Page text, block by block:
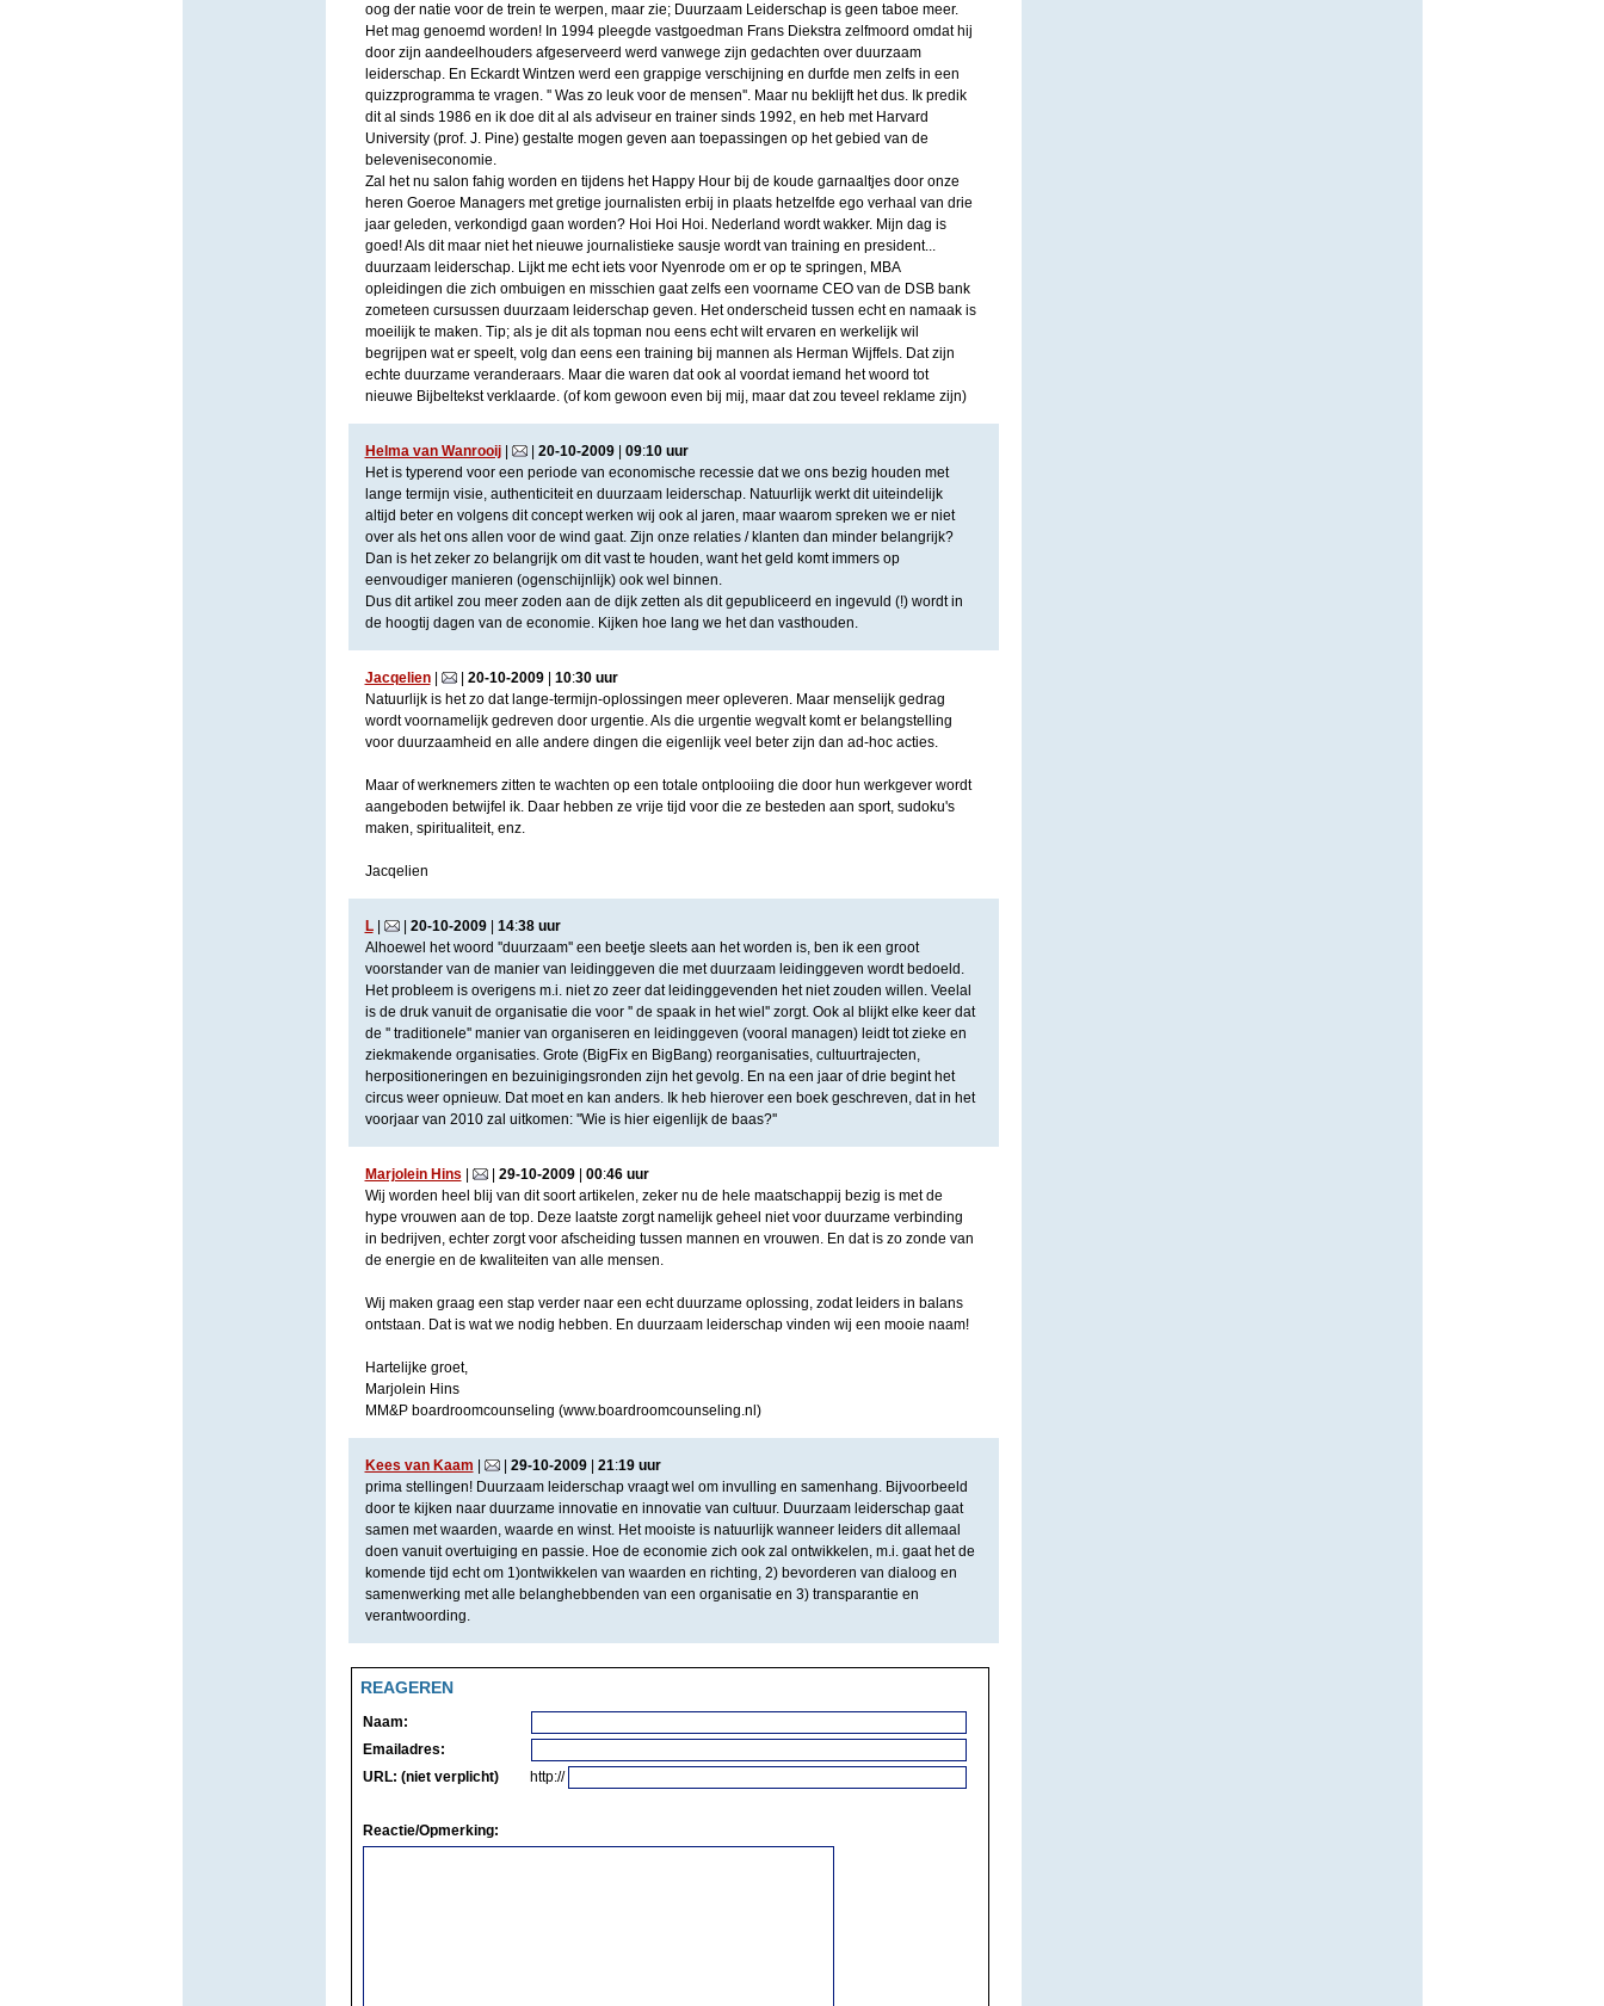
oog der natie voor de trein te werpen, maar zie; Duurzaam Leiderschap is geen taboe meer.
Het mag genoemd worden! In 1994 pleegde vastgoedman Frans Diekstra zelfmoord omdat hij
door zijn aandeelhouders afgeserveerd werd vanwege zijn gedachten over duurzaam
leiderschap. En Eckardt Wintzen werd een grappige verschijning en durfde men zelfs in een
quizzprogramma te vragen. '' Was zo leuk voor de mensen''. Maar nu beklijft het dus. Ik predik
dit al sinds 1986 en ik doe dit al als adviseur en trainer sinds 1992, en heb met Harvard
University (prof. J. Pine) gestalte mogen geven aan toepassingen op het gebied van de
beleveniseconomie.
Zal het nu salon fahig worden en tijdens het Happy Hour bij de koude garnaaltjes door onze
heren Goeroe Managers met gretige journalisten erbij in plaats hetzelfde ego verhaal van drie
jaar geleden, verkondigd gaan worden? Hoi Hoi Hoi. Nederland wordt wakker. Mijn dag is
goed! Als dit maar niet het nieuwe journalistieke sausje wordt van training en president...
duurzaam leiderschap. Lijkt me echt iets voor Nyenrode om er op te springen, MBA
opleidingen die zich ombuigen en misschien gaat zelfs een voorname CEO van de DSB bank
zometeen cursussen duurzaam leiderschap geven. Het onderscheid tussen echt en namaak is
moeilijk te maken. Tip; als je dit als topman nou eens echt wilt ervaren en werkelijk wil
begrijpen wat er speelt, volg dan eens een training bij mannen als Herman Wijffels. Dat zijn
echte duurzame veranderaars. Maar die waren dat ook al voordat iemand het woord tot
nieuwe Bijbeltekst verklaarde. (of kom gewoon even bij mij, maar dat zou teveel reklame zijn)
Helma van Wanrooij| | 20-10-2009| 09:10 uur
Het is typerend voor een periode van economische recessie dat we ons bezig houden met
lange termijn visie, authenticiteit en duurzaam leiderschap. Natuurlijk werkt dit uiteindelijk
altijd beter en volgens dit concept werken wij ook al jaren, maar waarom spreken we er niet
over als het ons allen voor de wind gaat. Zijn onze relaties / klanten dan minder belangrijk?
Dan is het zeker zo belangrijk om dit vast te houden, want het geld komt immers op
eenvoudiger manieren (ogenschijnlijk) ook wel binnen.
Dus dit artikel zou meer zoden aan de dijk zetten als dit gepubliceerd en ingevuld (!) wordt in
de hoogtij dagen van de economie. Kijken hoe lang we het dan vasthouden.
Jacqelien| | 20-10-2009| 10:30 uur
Natuurlijk is het zo dat lange-termijn-oplossingen meer opleveren. Maar menselijk gedrag
wordt voornamelijk gedreven door urgentie. Als die urgentie wegvalt komt er belangstelling
voor duurzaamheid en alle andere dingen die eigenlijk veel beter zijn dan ad-hoc acties.
Maar of werknemers zitten te wachten op een totale ontplooiing die door hun werkgever wordt
aangeboden betwijfel ik. Daar hebben ze vrije tijd voor die ze besteden aan sport, sudoku's
maken, spiritualiteit, enz.
Jacqelien
L| | 20-10-2009| 14:38 uur
Alhoewel het woord ''duurzaam'' een beetje sleets aan het worden is, ben ik een groot
voorstander van de manier van leidinggeven die met duurzaam leidinggeven wordt bedoeld.
Het probleem is overigens m.i. niet zo zeer dat leidinggevenden het niet zouden willen. Veelal
is de druk vanuit de organisatie die voor '' de spaak in het wiel'' zorgt. Ook al blijkt elke keer dat
de '' traditionele'' manier van organiseren en leidinggeven (vooral managen) leidt tot zieke en
ziekmakende organisaties. Grote (BigFix en BigBang) reorganisaties, cultuurtrajecten,
herpositioneringen en bezuinigingsronden zijn het gevolg. En na een jaar of drie begint het
circus weer opnieuw. Dat moet en kan anders. Ik heb hierover een boek geschreven, dat in het
voorjaar van 2010 zal uitkomen: ''Wie is hier eigenlijk de baas?''
Marjolein Hins | 29-10-2009| 00:46 uur
Wij worden heel blij van dit soort artikelen, zeker nu de hele maatschappij bezig is met de
hype vrouwen aan de top. Deze laatste zorgt namelijk geheel niet voor duurzame verbinding
in bedrijven, echter zorgt voor afscheiding tussen mannen en vrouwen. En dat is zo zonde van
de energie en de kwaliteiten van alle mensen.
Wij maken graag een stap verder naar een echt duurzame oplossing, zodat leiders in balans
ontstaan. Dat is wat we nodig hebben. En duurzaam leiderschap vinden wij een mooie naam!
Hartelijke groet,
Marjolein Hins
MM&P boardroomcounseling (www.boardroomcounseling.nl)
Kees van Kaam | 29-10-2009| 21:19 uur
prima stellingen! Duurzaam leiderschap vraagt wel om invulling en samenhang. Bijvoorbeeld
door te kijken naar duurzame innovatie en innovatie van cultuur. Duurzaam leiderschap gaat
samen met waarden, waarde en winst. Het mooiste is natuurlijk wanneer leiders dit allemaal
doen vanuit overtuiging en passie. Hoe de economie zich ook zal ontwikkelen, m.i. gaat het de
komende tijd echt om 1)ontwikkelen van waarden en richting, 2) bevorderen van dialoog en
samenwerking met alle belanghebbenden van een organisatie en 3) transparantie en
verantwoording.
REAGEREN
Naam:
Emailadres:
URL: (niet verplicht)
http://
Reactie/Opmerking: